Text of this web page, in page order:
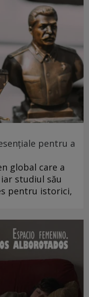
pentru a
global care a
studiul său
pentru istorici,